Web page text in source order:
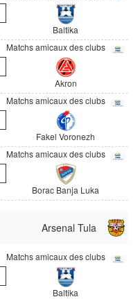
Baltika
Matchs amicaux des clubs
Akron
Matchs amicaux des clubs
Fakel Voronezh
Matchs amicaux des clubs
Borac Banja Luka
Arsenal Tula
Matchs amicaux des clubs
Baltika